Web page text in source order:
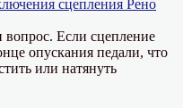
сцепления Рено
Если сцепление
опускания педали, что
или натянуть